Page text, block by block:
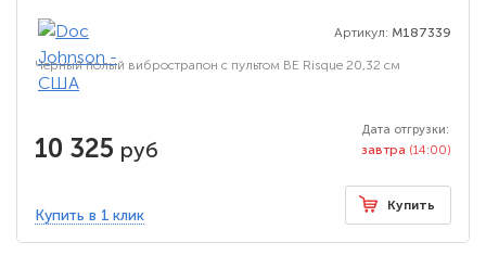
Артикул: M187339
Черный полый вибрострапон с пультом BE Risque 20,32 см
10 325 руб
Дата отгрузки:
завтра (14:00)
Купить в 1 клик
Купить